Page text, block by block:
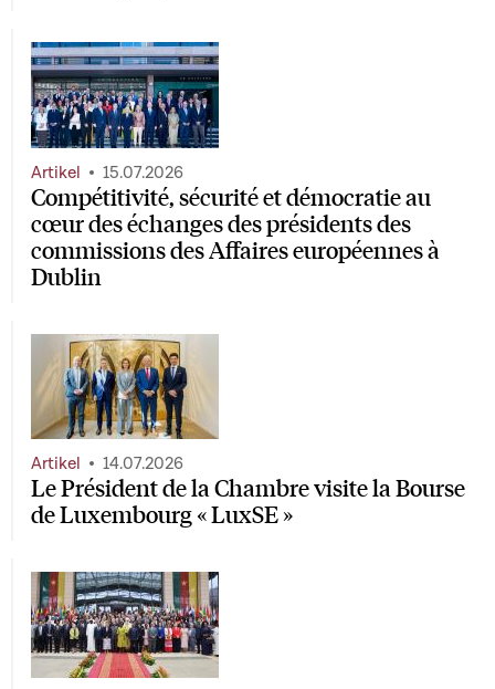
Compétitivité, sécurité et démocratie au
cœur des échanges des présidents des
commissions des Affaires européennes à
Dublin
Artikel 15.07.2026
Le Président de la Chambre visite la Bourse
de Luxembourg « LuxSE »
Artikel 14.07.2026